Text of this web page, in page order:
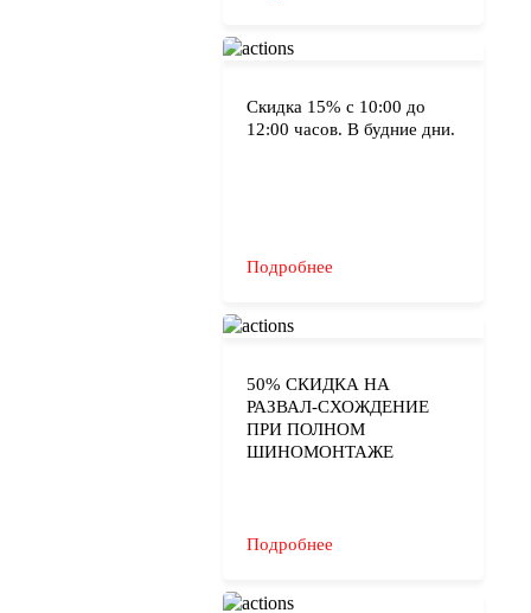
Скидка 15% с 10:00 до
12:00 часов. В будние дни.
Подробнее
50% СКИДКА НА
РАЗВАЛ-СХОЖДЕНИЕ
ПРИ ПОЛНОМ
ШИНОМОНТАЖЕ
Подробнее